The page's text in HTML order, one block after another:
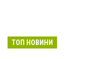
ТОП НОВИНИ